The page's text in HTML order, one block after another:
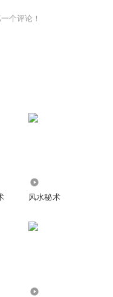
个评论！
风水秘术